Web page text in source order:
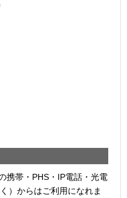
携帯・PHS・IP電話・光電
）からはご利用になれま